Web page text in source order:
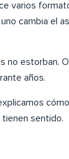
varios
cambia el
no estorban.
años.
sentido.